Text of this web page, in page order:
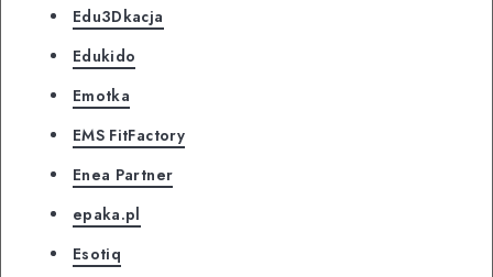
Edu3Dkacja
Edukido
Emotka
EMS FitFactory
Enea Partner
epaka.pl
Esotiq